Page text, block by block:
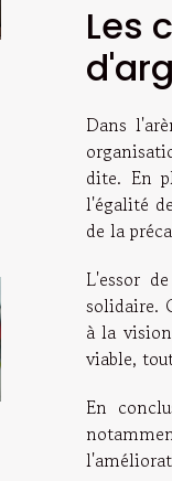
Les
Dans
dite. En
l'égalité
de la
L'essor
solidaire.
à la
viable,
En